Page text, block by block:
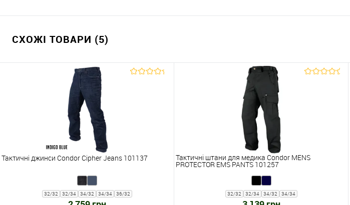
СХОЖІ ТОВАРИ (5)
Тактичні джинси Condor Cipher Jeans 101137
32/32 32/34 34/32 34/34 36/32
Тактичні штани для медика Condor MENS
PROTECTOR EMS PANTS 101257
32/32 32/34 34/32 34/34